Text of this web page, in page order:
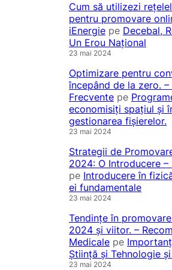
Cum să utilizezi
pentru promovare
iEnergie pe Decebal,
Un Erou Național
23 mai 2024
Optimizare pentru
începând de la zero. –
Frecvente pe
economisiți spațiul și
gestionarea fișierelor.
23 mai 2024
Strategii de
2024: O Introducere
pe Introducere în
ei fundamentale
23 mai 2024
Tendințe în
2024 și viitor. –
Medicale pe
Știință și Tehnologie
23 mai 2024